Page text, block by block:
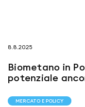
seguici su
8.8.2025
Biometano in
potenziale
MERCATO E POLICY